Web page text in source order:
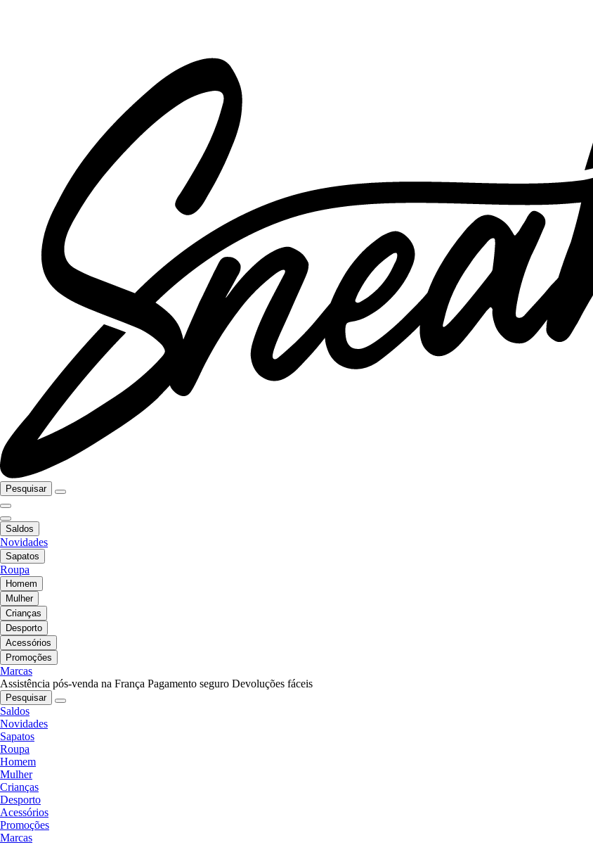
Pesquisar
Saldos
Novidades
Sapatos
Roupa
Homem
Mulher
Crianças
Desporto
Acessórios
Promoções
Marcas
Assistência pós-venda na França Pagamento seguro Devoluções fáceis
Pesquisar
Saldos
Novidades
Sapatos
Roupa
Homem
Mulher
Crianças
Desporto
Acessórios
Promoções
Marcas